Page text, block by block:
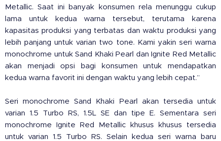
Metallic. Saat ini banyak konsumen rela menunggu cukup
lama untuk kedua warna tersebut, terutama karena
kapasitas produksi yang terbatas dan waktu produksi yang
lebih panjang untuk varian two tone. Kami yakin seri warna
monochrome untuk Sand Khaki Pearl dan Ignite Red Metallic
akan menjadi opsi bagi konsumen untuk mendapatkan
kedua warna favorit ini dengan waktu yang lebih cepat.”
Seri monochrome Sand Khaki Pearl akan tersedia untuk
varian 1.5 Turbo RS, 1.5L SE dan tipe E. Sementara seri
monochrome Ignite Red Metallic khusus khusus tersedia
untuk varian 1.5 Turbo RS. Selain kedua seri warna baru